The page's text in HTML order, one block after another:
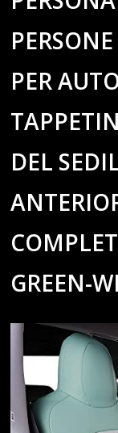
PER
DEL
GREEN-